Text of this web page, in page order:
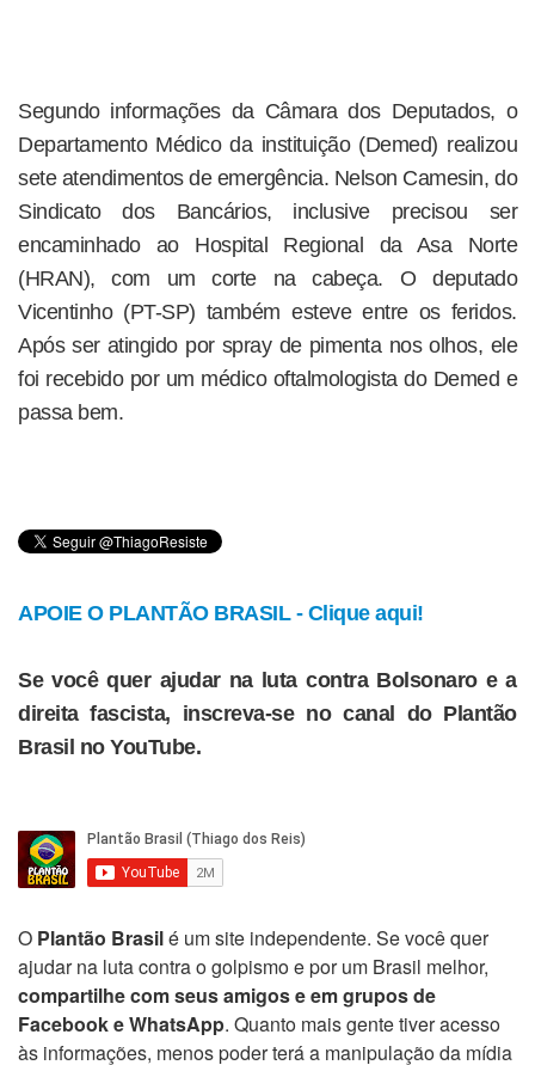
Segundo informações da Câmara dos Deputados, o
Departamento Médico da instituição (Demed) realizou
sete atendimentos de emergência. Nelson Camesin, do
Sindicato dos Bancários, inclusive precisou ser
encaminhado ao Hospital Regional da Asa Norte
(HRAN), com um corte na cabeça. O deputado
Vicentinho (PT-SP) também esteve entre os feridos.
Após ser atingido por spray de pimenta nos olhos, ele
foi recebido por um médico oftalmologista do Demed e
passa bem.
APOIE O PLANTÃO BRASIL - Clique aqui!
Se você quer ajudar na luta contra Bolsonaro e a
direita fascista, inscreva-se no canal do Plantão
Brasil no YouTube.
O Plantão Brasilé um site independente. Se você quer
ajudar na luta contra o golpismo e por um Brasil melhor,
compartilhe com seus amigos e em grupos de
Facebook e WhatsApp. Quanto mais gente tiver acesso
às informações, menos poder terá a manipulação da mídia